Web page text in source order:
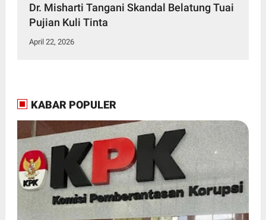
Dr. Misharti Tangani Skandal Belatung Tuai
Pujian Kuli Tinta
April 22, 2026
KABAR POPULER